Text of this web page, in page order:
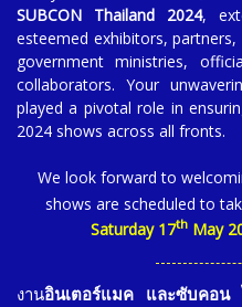
SUBCON Thailand 2024,
esteemed exhibitors,
government ministries,
collaborators. Your
played a pivotal role in
2024 shows across all fronts.
We look forward to
shows are scheduled to
Saturday 17thMay
งานอินเตอร์แมค และซับคอ